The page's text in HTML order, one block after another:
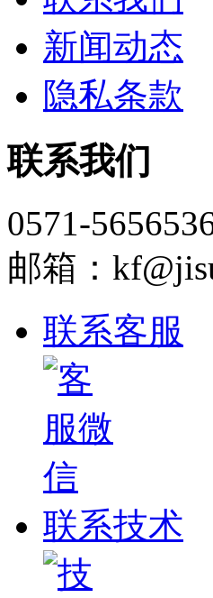
新闻动态
隐私条款
联系我们
0571-
邮箱：
联系客服
联系技术